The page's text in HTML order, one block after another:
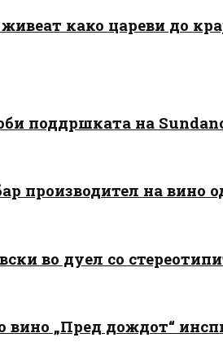
како цареви до
поддршката на
производител на
во дуел со
вино „Пред дождот“